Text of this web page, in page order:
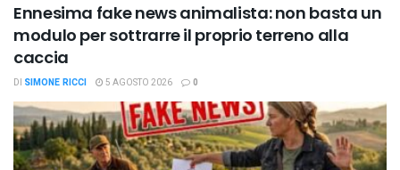
Ennesima fake news animalista: non basta un
modulo per sottrarre il proprio terreno alla
caccia
DI SIMONE RICCI 5 AGOSTO 2026 0